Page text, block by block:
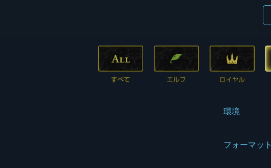
環境
フォーマット